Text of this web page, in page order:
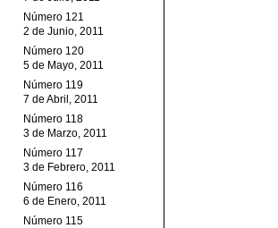
Número 121
2 de Junio, 2011
Número 120
5 de Mayo, 2011
Número 119
7 de Abril, 2011
Número 118
3 de Marzo, 2011
Número 117
3 de Febrero, 2011
Número 116
6 de Enero, 2011
Número 115